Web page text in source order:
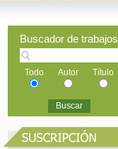
Buscador de trabajos
Todo Autor Título